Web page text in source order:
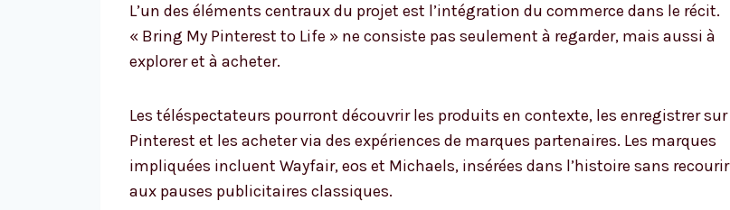
L’un des éléments centraux du projet est l’intégration du commerce dans le récit.
« Bring My Pinterest to Life » ne consiste pas seulement à regarder, mais aussi à
explorer et à acheter.
Les téléspectateurs pourront découvrir les produits en contexte, les enregistrer sur
Pinterest et les acheter via des expériences de marques partenaires. Les marques
impliquées incluent Wayfair, eos et Michaels, insérées dans l’histoire sans recourir
aux pauses publicitaires classiques.